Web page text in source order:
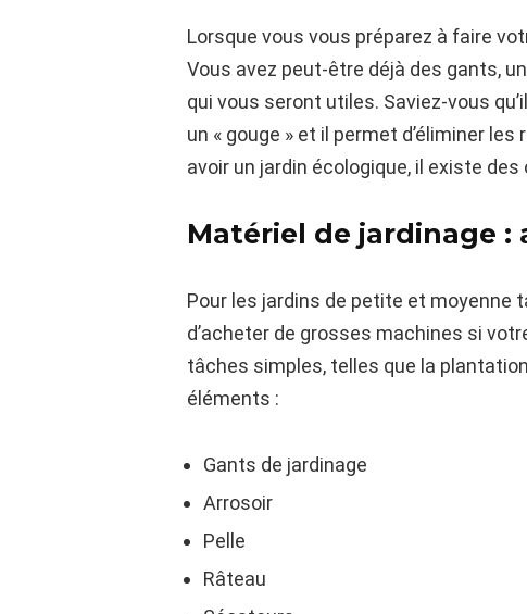
Lorsque vous vous préparez à faire
Vous avez peut-être déjà des gants,
qui vous seront utiles. Saviez-vous
un « gouge » et il permet d’éliminer
avoir un jardin écologique, il existe
Matériel de jardinage :
Pour les jardins de petite et moyenne
d’acheter de grosses machines si
tâches simples, telles que la
éléments :
Gants de jardinage
Arrosoir
Pelle
Râteau